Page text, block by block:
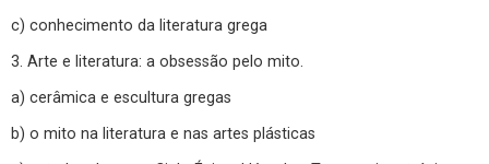
c) conhecimento da literatura grega
3. Arte e literatura: a obsessão pelo mito.
a) cerâmica e escultura gregas
b) o mito na literatura e nas artes plásticas